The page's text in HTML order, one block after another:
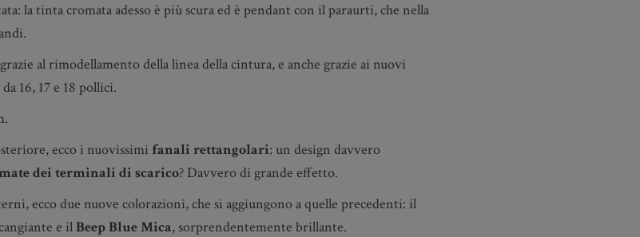
la tinta cromata adesso è più scura ed è pendant con il paraurti, che nella
al rimodellamento della linea della cintura, e anche grazie ai nuovi
16, 17 e 18 pollici.
ecco i nuovissimi fanali rettangolari: un design davvero
dei terminali di scarico? Davvero di grande effetto.
ecco due nuove colorazioni, che si aggiungono a quelle precedenti: il
e ilBeep Blue Mica, sorprendentemente brillante.